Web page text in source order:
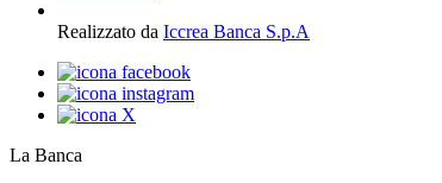
Realizzato da Iccrea Banca S.p.A
La Banca